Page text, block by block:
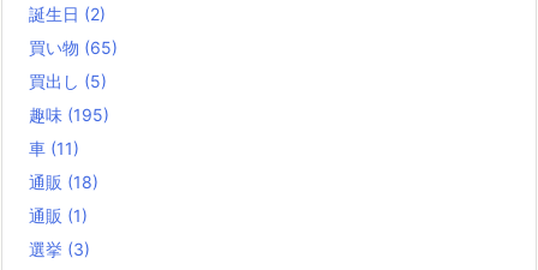
誕生日 (2)
買い物 (65)
買出し (5)
趣味 (195)
車 (11)
通販 (18)
通販 (1)
選挙 (3)